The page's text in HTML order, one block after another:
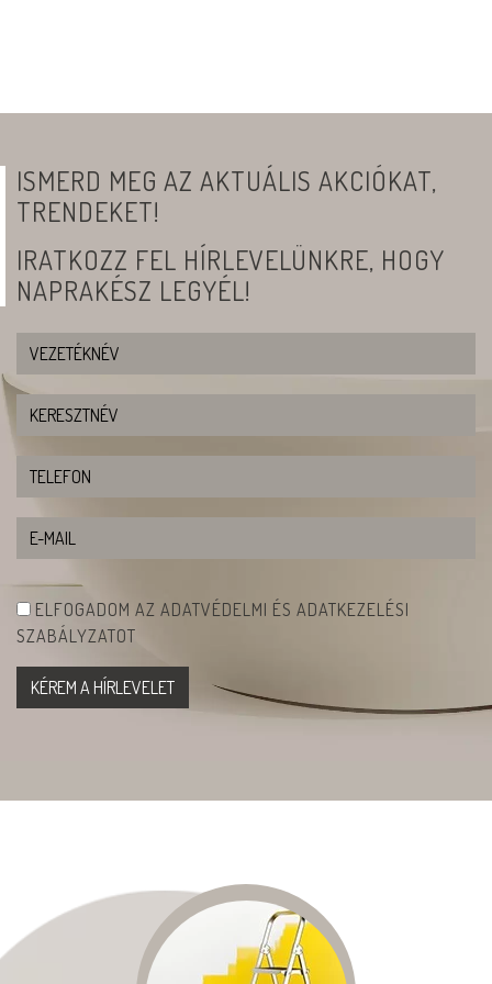
ISMERD MEG AZ AKTUÁLIS AKCIÓKAT,
TRENDEKET!
IRATKOZZ FEL HÍRLEVELÜNKRE, HOGY
NAPRAKÉSZ LEGYÉL!
ELFOGADOM AZ ADATVÉDELMI ÉS ADATKEZELÉSI
SZABÁLYZATOT